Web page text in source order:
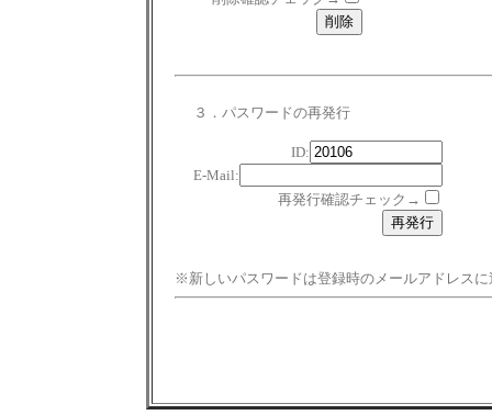
３．パスワードの再発行
ID:
E-Mail:
再発行確認チェック→
※新しいパスワードは登録時のメールアドレスに